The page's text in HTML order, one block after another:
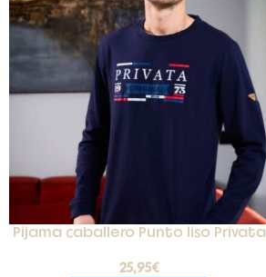
Pijama caballero Punto liso Privata
25,95€